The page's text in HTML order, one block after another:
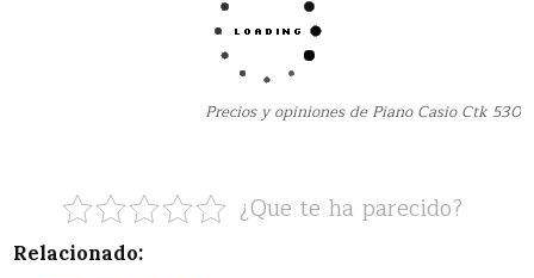
Precios y opiniones de Piano Casio Ctk 530
¿Que te ha parecido?
Relacionado: